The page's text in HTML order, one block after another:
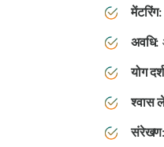
मेंटरिंग:
अवधि:
योग
श्वास